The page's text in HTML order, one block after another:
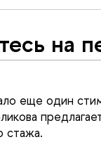
на
еще один
стажа.